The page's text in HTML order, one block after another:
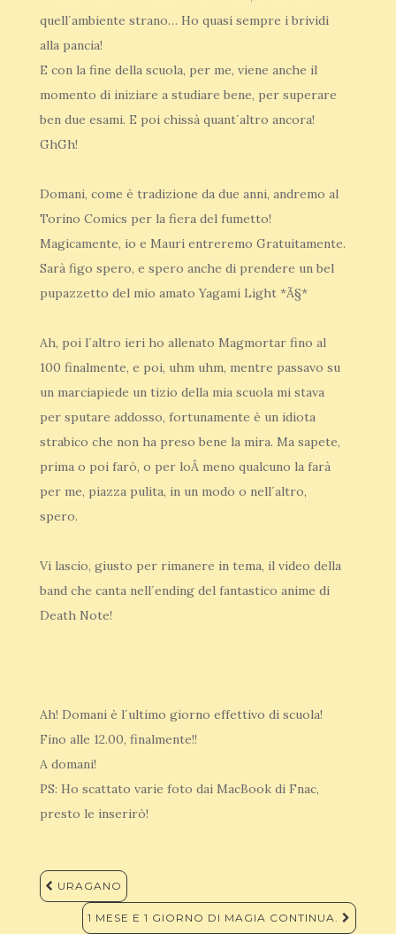
quell´ambiente strano… Ho quasi sempre i brividi
alla pancia!
E con la fine della scuola, per me, viene anche il
momento di iniziare a studiare bene, per superare
ben due esami. E poi chissà quant´altro ancora!
GhGh!
Domani, come è tradizione da due anni, andremo al
Torino Comics per la fiera del fumetto!
Magicamente, io e Mauri entreremo Gratuitamente.
Sarà figo spero, e spero anche di prendere un bel
pupazzetto del mio amato Yagami Light *Ã§*
Ah, poi l´altro ieri ho allenato Magmortar fino al
100 finalmente, e poi, uhm uhm, mentre passavo su
un marciapiede un tizio della mia scuola mi stava
per sputare addosso, fortunamente è un idiota
strabico che non ha preso bene la mira. Ma sapete,
prima o poi farò, o per loÂ meno qualcuno la farà
per me, piazza pulita, in un modo o nell´altro,
spero.
Vi lascio, giusto per rimanere in tema, il video della
band che canta nell´ending del fantastico anime di
Death Note!
Ah! Domani è l´ultimo giorno effettivo di scuola!
Fino alle 12.00, finalmente!!
A domani!
PS: Ho scattato varie foto dai MacBook di Fnac,
presto le inserirò!
Navigazione
articoli
URAGANO
1 MESE E 1 GIORNO DI MAGIA CONTINUA.